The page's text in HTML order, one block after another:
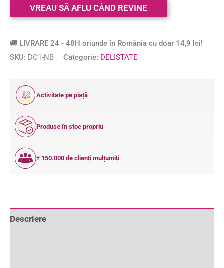
🚚 LIVRARE 24 - 48H oriunde în România cu doar 14,9 lei!
SKU: DC1-NB Categorie: DELISTATE
12
ANI
Activitate pe piață
Produse în stoc propriu
+ 150.000 de clienți mulțumiți
Descriere